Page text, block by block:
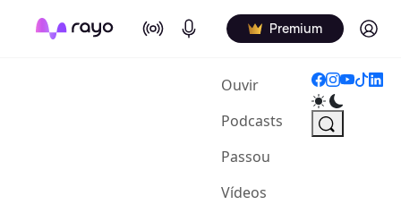
On Air Podcasts Premium Log in
Ouvir(current)
Podcasts
Passou
Vídeos